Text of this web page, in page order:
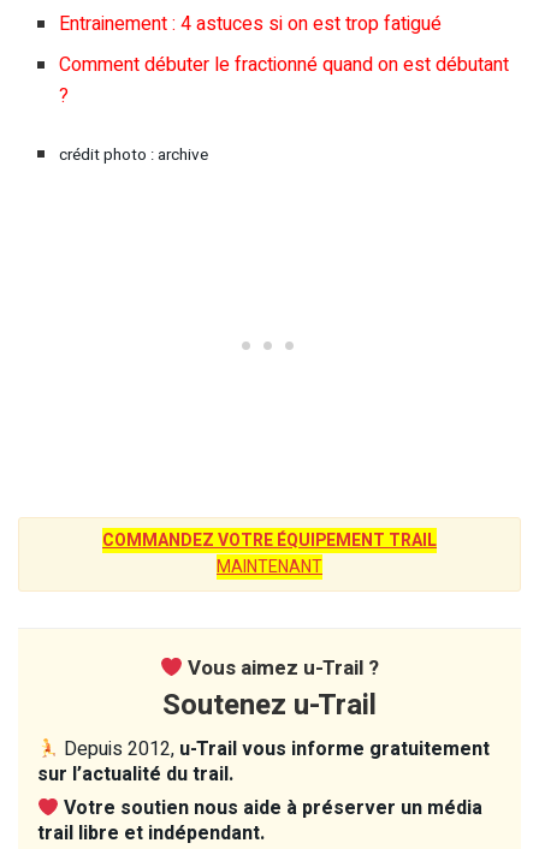
Entrainement : 4 astuces si on est trop fatigué
Comment débuter le fractionné quand on est débutant
?
crédit photo : archive
COMMANDEZ VOTRE ÉQUIPEMENT TRAIL
MAINTENANT
Vous aimez u-Trail ?
Soutenez u-Trail
Depuis 2012, u-Trail vous informe gratuitement
sur l’actualité du trail.
Votre soutien nous aide à préserver un média
trail libre et indépendant.